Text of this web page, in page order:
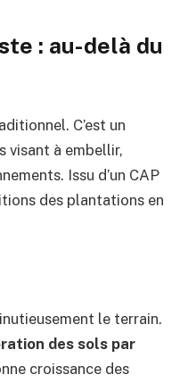
: au-delà du
C’est un
visant à embellir,
Issu d’un CAP
des plantations en
le terrain.
des sols par
croissance des